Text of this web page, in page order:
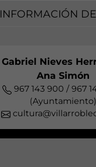
INFORMACIÓN
Gabriel Nieves
Ana Simón
967 143 900 / 967
(Ayuntamiento)